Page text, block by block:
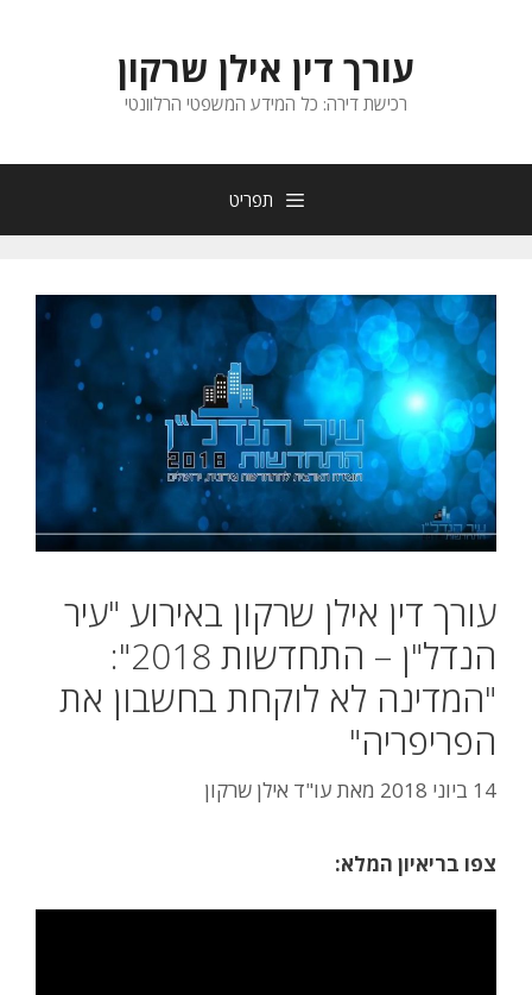
עורך דין אילן שרקון
רכישת דירה: כל המידע המשפטי הרלוונטי
תפריט
עורך דין אילן שרקון באירוע "עיר
הנדל"ן – התחדשות 2018":
"המדינה לא לוקחת בחשבון את
הפריפריה"
14 ביוני 2018 מאתעו"ד אילן שרקון
צפו בריאיון המלא: